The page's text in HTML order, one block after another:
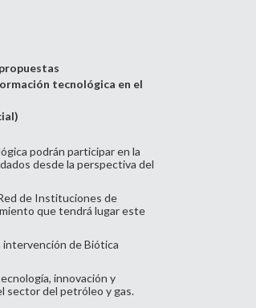
tecnológica en el
)
podrán participar en la
desde la perspectiva del
de Instituciones de
que tendrá lugar este
intervención de Biótica
innovación y
sector del petróleo y gas.